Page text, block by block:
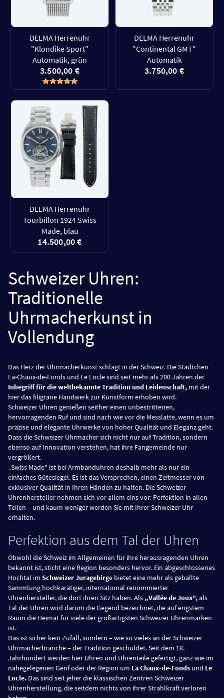
DELMA Herrenuhr
"Klondike Sport"
Automatik, grün
3.500,00 €
DELMA Herrenuhr
"Continental GMT"
Automatik
3.750,00 €
DELMA Herrenuhr
Tourbillon 1924 Swiss
Made, blau
14.500,00 €
Schweizer Uhren:
Traditionelle
Uhrmacherkunst in
Vollendung
Das Herz der Uhrmacherkunst schlägt in der Schweiz. Die Städtchen
La-Chaux-de-Fonds und Le Locle sind seit mehr als 200 Jahren der
Inbegriff für die weltbekannte Tradition und Leidenschaft, mit der
hier das filigrane Handwerk zur Kunstform erhoben wird.
Schweizer Uhren genießen seither einen unbestrittenen,
hervorragenden Ruf und sind nach wie vor die Messlatte, wenn es um
präzise und elegante Uhrwerke von hoher Qualität und Eleganz geht.
Dass die Schweizer Uhrmacher sich nicht nur auf Tradition, sondern
ebenso auf Innovation verstehen, hat ihre Fangemeinde nur
vergrößert.
„Swiss Made“ ist bei Armbanduhren deshalb mehr als nur ein
einfaches Gütesiegel. Es ist das Versprechen, einen Zeitmesser von
exklusiver Qualität in Ihren Händen zu halten. Die Schweizer
Uhrenhersteller nehmen sich vor allem eins vor: Perfektion in allen
Teilen – und kaum weniger werden Sie mit Ihrer Schweizer Uhr
erhalten.
Perfektion aus dem Tal der Uhren
Obwohl die Schweiz im Allgemeinen für ihre herausragenden Uhren
bekannt ist, sticht eine Region besonders hervor. Ein abgeschlossenes
Hochtal im Schweizer Juragebirge bietet eine mehr als geballte
Sammlung hochkarätiger, international renommierter
Uhrenhersteller, die dort ihren Sitz haben. Als „Vallée de Joux“,als
Tal der Uhren wird darum die Gegend bezeichnet, die auf engstem
Raum die Heimat für viele der großartigsten Schweizer Uhrenmarken
ist.
Das ist sicher kein Zufall, sondern – wie so vieles an der Schweizer
Uhrmacherbranche – der Tradition geschuldet. Seit dem 18.
Jahrhundert werden hier Uhren und Uhrenteile gefertigt, ganz wie im
nahegelegenen Genf oder der Region um La Chaux-de-Fonds und Le
Locle. Das sind seit jeher die klassischen Zentren Schweizer
Uhrenherstellung, die seitdem nichts von ihrer Strahlkraft verloren